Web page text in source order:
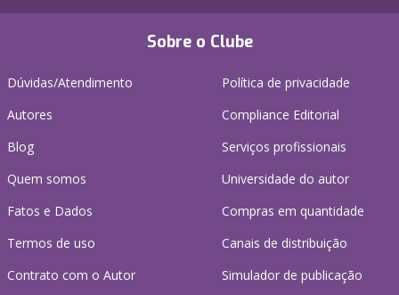
Sobre o Clube
Dúvidas/Atendimento
Autores
Blog
Quem somos
Fatos e Dados
Termos de uso
Contrato com o Autor
Política de privacidade
Compliance Editorial
Serviços profissionais
Universidade do autor
Compras em quantidade
Canais de distribuição
Simulador de publicação